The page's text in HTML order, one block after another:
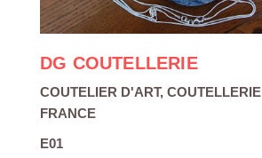
DG COUTELLERIE
COUTELIER D'ART, COUTELLERIE
FRANCE
E01